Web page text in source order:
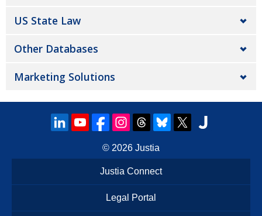
US State Law
Other Databases
Marketing Solutions
© 2026 Justia
Justia Connect
Legal Portal